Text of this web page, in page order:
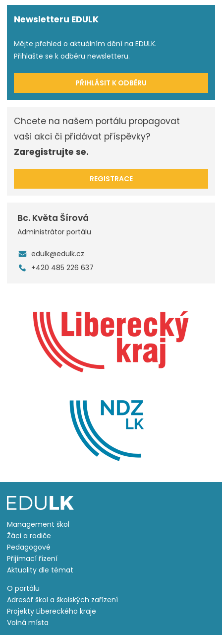
Newsletteru EDULK
Mějte přehled o aktuálním dění na EDULK.
Přihlašte se k odběru newsletteru.
PŘIHLÁSIT K ODBĚRU
Chcete na našem portálu propagovat
vaši akci či přidávat příspěvky?
Zaregistrujte se.
REGISTRACE
Bc. Květa Šírová
Administrátor portálu
edulk@edulk.cz
+420 485 226 637
Management škol
Žáci a rodiče
Pedagogové
Přijímací řízení
Aktuality dle témat
O portálu
Adresář škol a školských zařízení
Projekty Libereckého kraje
Volná místa